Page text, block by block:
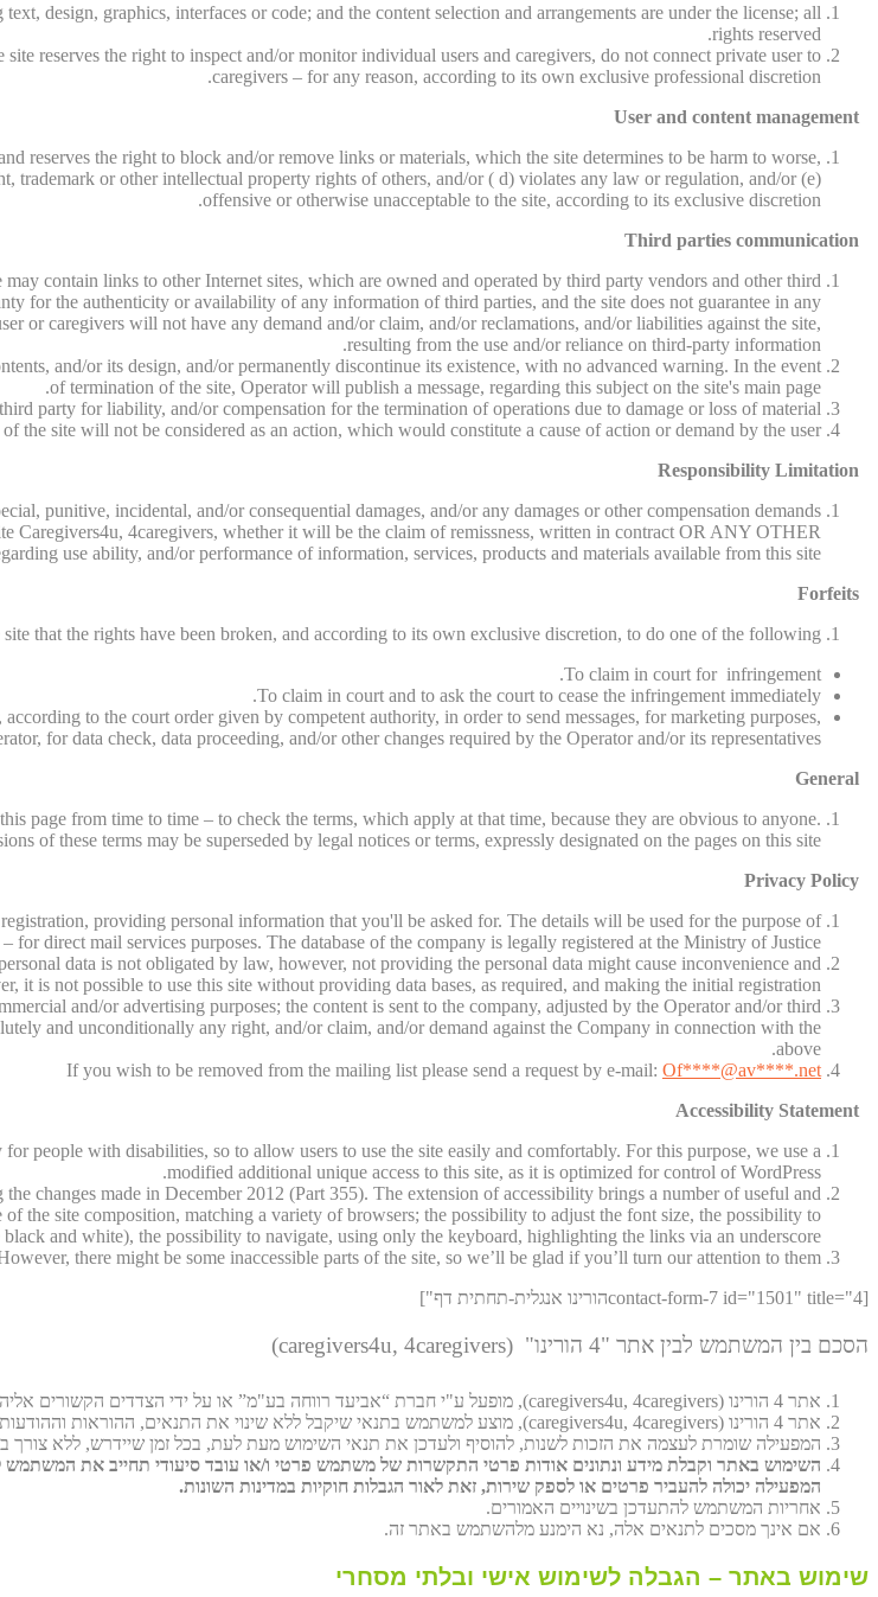
design, graphics, interfaces or code; and the content selection and arrangements are under the license; all
rights reserved.
reserves the right to inspect and/or monitor individual users and caregivers, do not connect private user to
caregivers – for any reason, according to its own exclusive professional discretion.
User and content management
reserves the right to block and/or remove links or materials, which the site determines to be harm to worse,
trademark or other intellectual property rights of others, and/or ( d) violates any law or regulation, and/or (e)
offensive or otherwise unacceptable to the site, according to its exclusive discretion.
Third parties communication
contain links to other Internet sites, which are owned and operated by third party vendors and other third
for the authenticity or availability of any information of third parties, and the site does not guarantee in any
or caregivers will not have any demand and/or claim, and/or reclamations, and/or liabilities against the site,
resulting from the use and/or reliance on third-party information.
and/or its design, and/or permanently discontinue its existence, with no advanced warning. In the event
of termination of the site, Operator will publish a message, regarding this subject on the site's main page.
party for liability, and/or compensation for the termination of operations due to damage or loss of material.
the site will not be considered as an action, which would constitute a cause of action or demand by the user.
Responsibility Limitation
punitive, incidental, and/or consequential damages, and/or any damages or other compensation demands
Caregivers4u, 4caregivers, whether it will be the claim of remissness, written in contract OR ANY OTHER
use ability, and/or performance of information, services, products and materials available from this site.
Forfeits
that the rights have been broken, and according to its own exclusive discretion, to do one of the following:
To claim in court for infringement.
To claim in court and to ask the court to cease the infringement immediately.
to the court order given by competent authority, in order to send messages, for marketing purposes,
for data check, data proceeding, and/or other changes required by the Operator and/or its representatives.
General
page from time to time – to check the terms, which apply at that time, because they are obvious to anyone.
of these terms may be superseded by legal notices or terms, expressly designated on the pages on this site.
Privacy Policy
providing personal information that you'll be asked for. The details will be used for the purpose of
direct mail services purposes. The database of the company is legally registered at the Ministry of Justice.
data is not obligated by law, however, not providing the personal data might cause inconvenience and
it is not possible to use this site without providing data bases, as required, and making the initial registration.
and/or advertising purposes; the content is sent to the company, adjusted by the Operator and/or third
and unconditionally any right, and/or claim, and/or demand against the Company in connection with the
above.
If you wish to be removed from the mailing list please send a request by e-mail: Of****@av****.net
Accessibility Statement
people with disabilities, so to allow users to use the site easily and comfortably. For this purpose, we use a
modified additional unique access to this site, as it is optimized for control of WordPress.
changes made in December 2012 (Part 355). The extension of accessibility brings a number of useful and
the site composition, matching a variety of browsers; the possibility to adjust the font size, the possibility to
and white), the possibility to navigate, using only the keyboard, highlighting the links via an underscore.
there might be some inaccessible parts of the site, so we’ll be glad if you’ll turn our attention to them.
[contact-form-7 id="1501" title="4הורינו אנגלית-תחתית דף"]
הסכם בין המשתמש לבין אתר "4 הורינו" (caregivers4u, 4caregivers)
אתר 4 הורינו (caregivers4u, 4caregivers), מופעל ע"י חברת “אביעד רווחה בע"מ” או על ידי הצדדים הקשורים אליה או חברות הבת שלה (להלן: "המפעילה")
אתר 4 הורינו (caregivers4u, 4caregivers), מוצע למשתמש בתנאי שיקבל ללא שינוי את התנאים, ההוראות וההודעות הנכללים במסמך זה, שימוש באתר זה מהווה הסכמה של המשתמש לתנאים , הוראות והודעות אלה.
המפעילה שומרת לעצמה את הזכות לשנות, להוסיף ולעדכן את תנאי השימוש מעת לעת, בכל זמן שיידרש, ללא
השימוש באתר וקבלת מידע ונתונים אודות פרטי התקשרות של משתמש פרטי ו/או עובד סיעודי תחייב את המשתמש
המפעילה יכולה להעביר פרטים או לספק שירות, זאת לאור הגבלות חוקיות במדינות השונות.
אחריות המשתמש להתעדכן בשינויים האמורים.
אם אינך מסכים לתנאים אלה, נא הימנע מלהשתמש באתר זה.
שימוש באתר – הגבלה לשימוש אישי ובלתי מסחרי